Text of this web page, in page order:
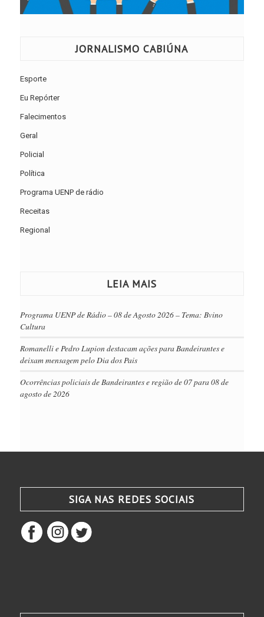
JORNALISMO CABIÚNA
Esporte
Eu Repórter
Falecimentos
Geral
Policial
Política
Programa UENP de rádio
Receitas
Regional
LEIA MAIS
Programa UENP de Rádio – 08 de Agosto 2026 – Tema: Bvino
Cultura
Romanelli e Pedro Lupion destacam ações para Bandeirantes e
deixam mensagem pelo Dia dos Pais
Ocorrências policiais de Bandeirantes e região de 07 para 08 de
agosto de 2026
SIGA NAS REDES SOCIAIS